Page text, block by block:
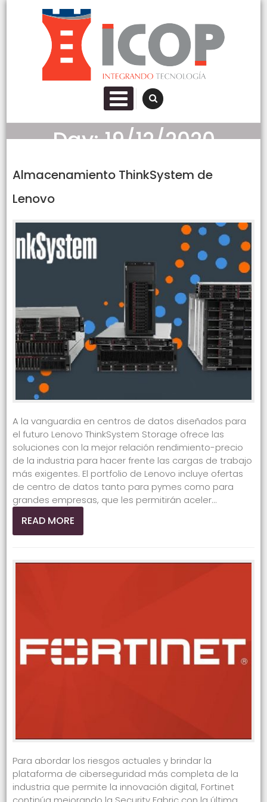
Skip to content
Icop Santa Fe SRL
Informatica IT Networking Storage Servidores Cableado
Fibra Optica Seguridad
PRIMARY MENU
Day:19/12/2020
Almacenamiento ThinkSystem de
Lenovo
A la vanguardia en centros de datos diseñados para
el futuro Lenovo ThinkSystem Storage ofrece las
soluciones con la mejor relación rendimiento-precio
de la industria para hacer frente las cargas de trabajo
más exigentes. El portfolio de Lenovo incluye ofertas
de centro de datos tanto para pymes como para
grandes empresas, que les permitirán aceler...
READ MORE
Para abordar los riesgos actuales y brindar la
plataforma de ciberseguridad más completa de la
industria que permite la innovación digital, Fortinet